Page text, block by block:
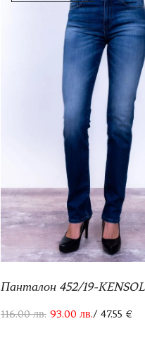
Панталон 452/19-KENSOL
116.00лв. 93.00 лв./ 47.55 €